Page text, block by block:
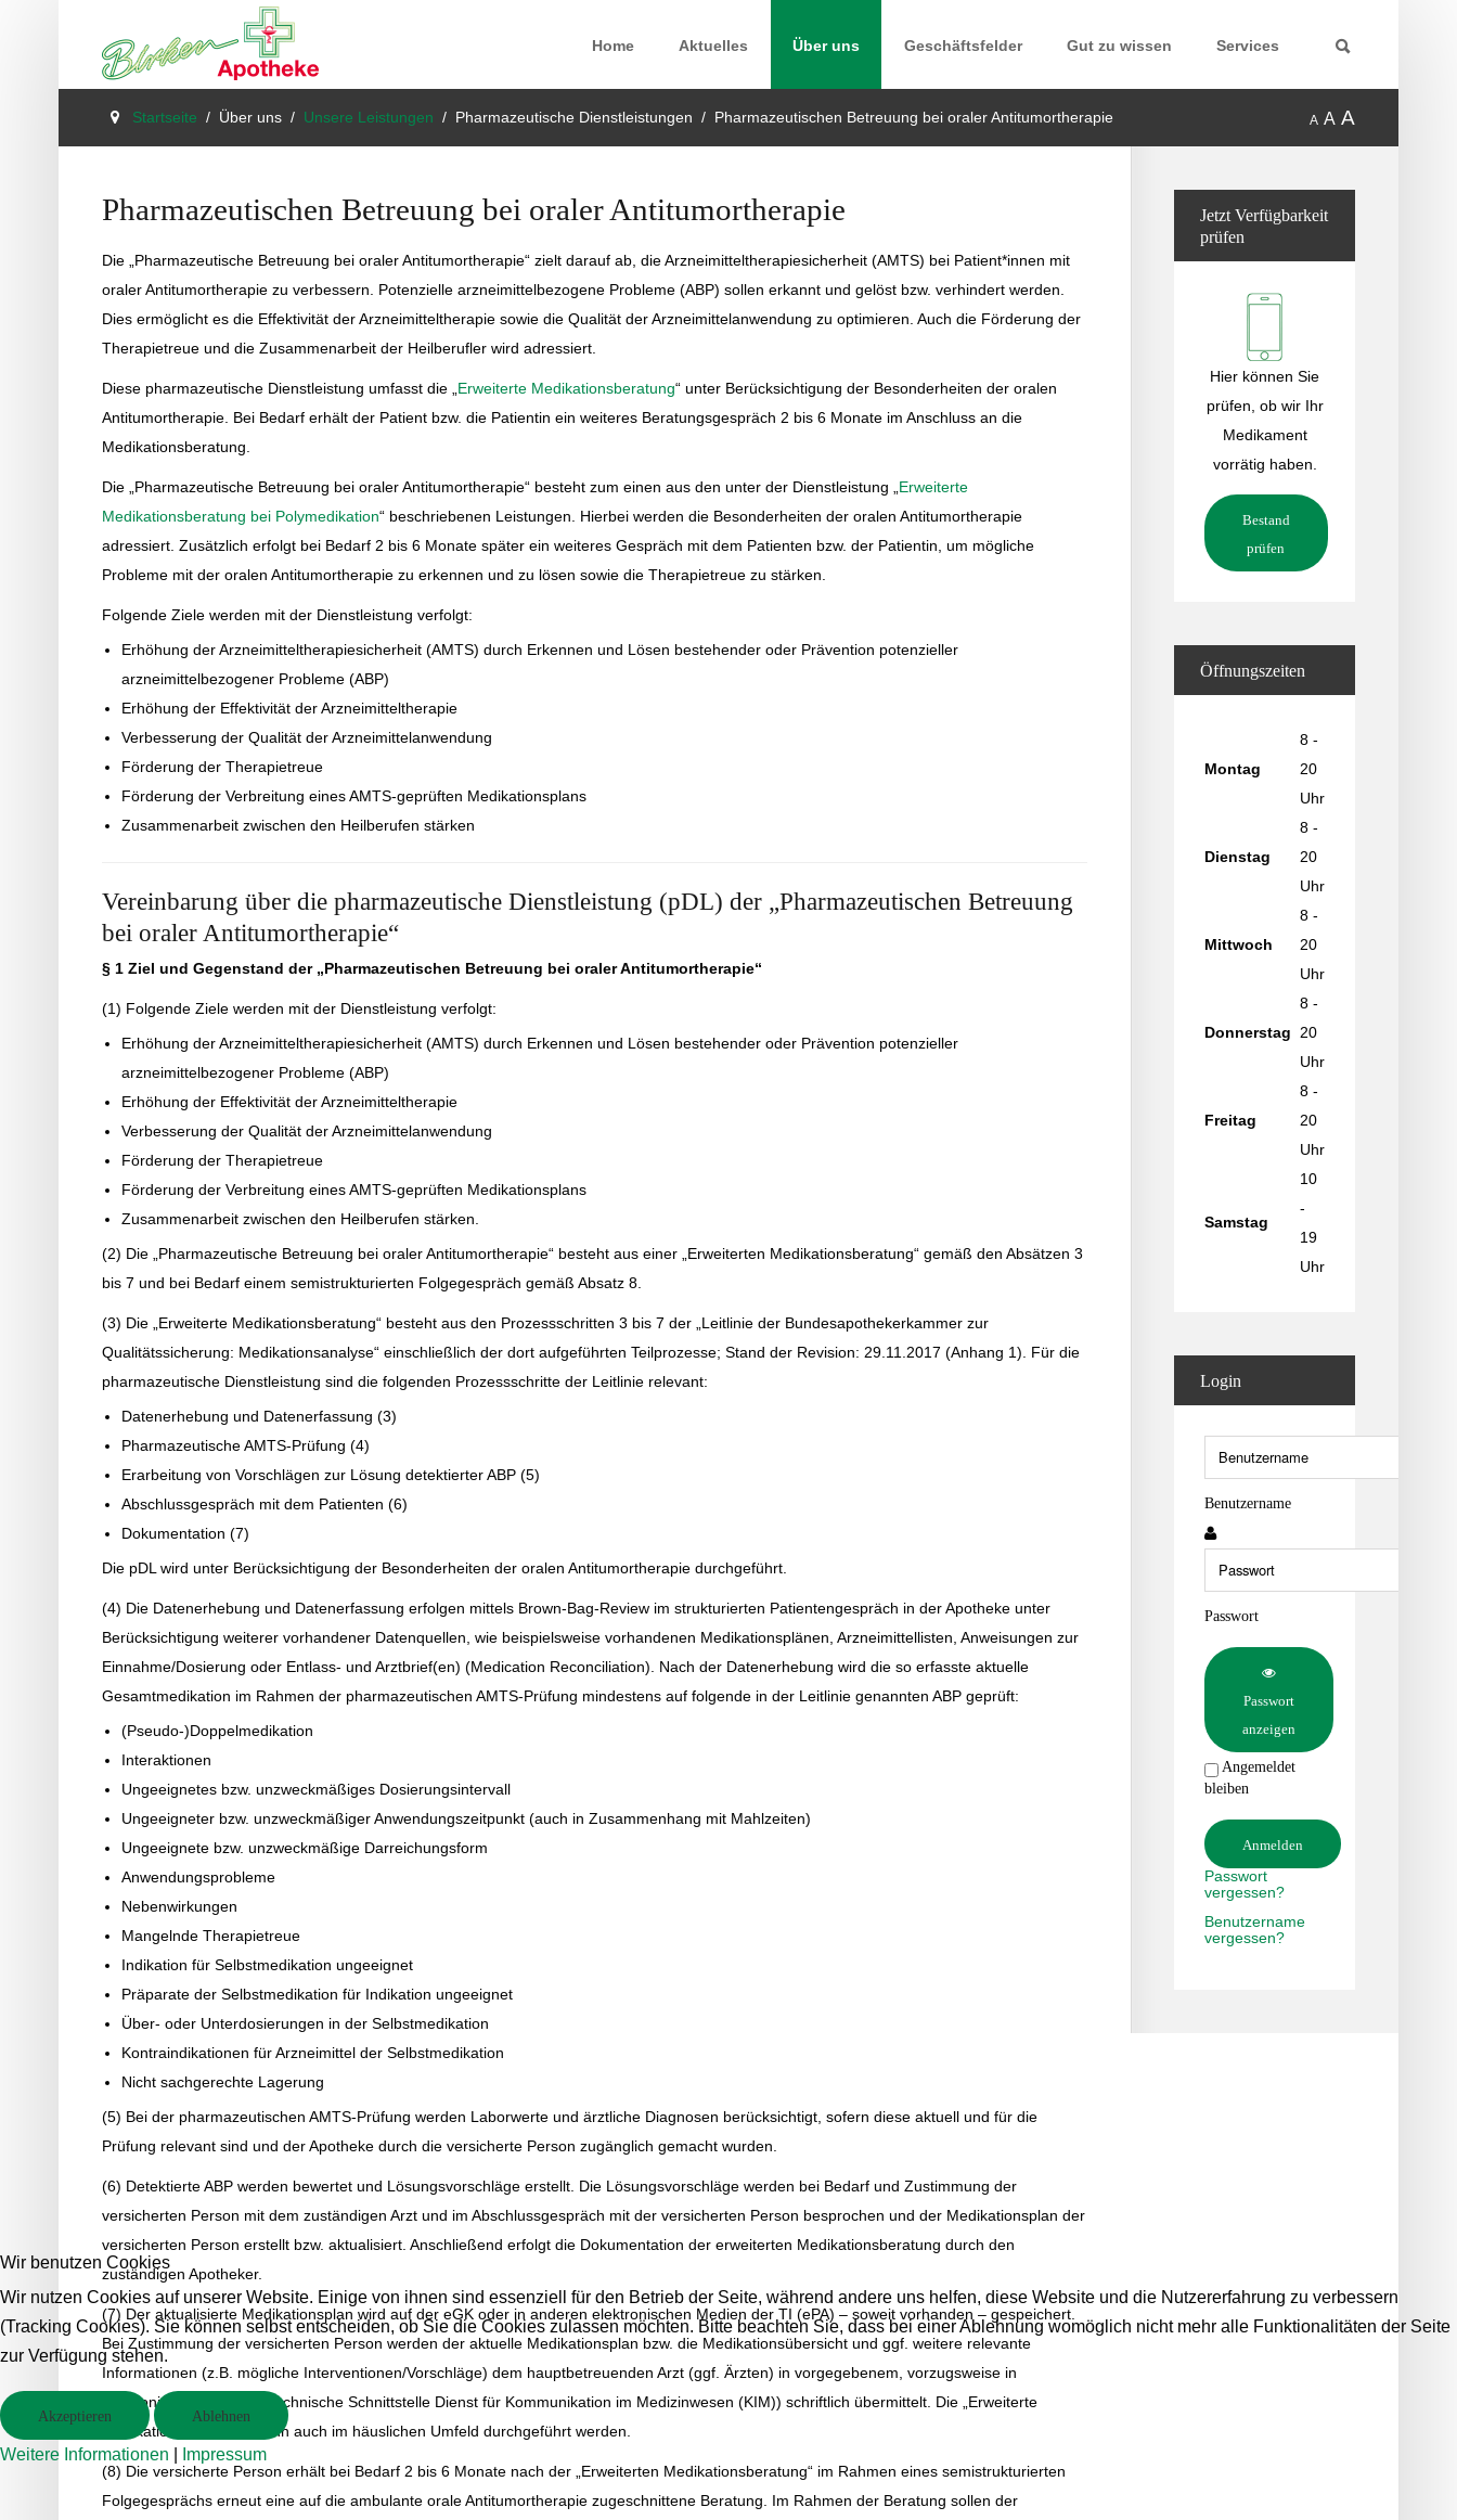
Geschäftsfelder
Gut zu wissen
Home Aktuelles Über uns Geschäftsfelder Gut zu wissen Services
Startseite Über uns Unsere Leistungen Pharmazeutische Dienstleistungen Pharmazeutischen Betreuung bei oraler Antitumortherapie A A A
Pharmazeutischen Betreuung bei oraler Antitumortherapie
Die „Pharmazeutische Betreuung bei oraler Antitumortherapie“ zielt darauf ab, die Arzneimitteltherapiesicherheit (AMTS) bei Patient*innen mit
oraler Antitumortherapie zu verbessern. Potenzielle arzneimittelbezogene Probleme (ABP) sollen erkannt und gelöst bzw. verhindert werden.
Dies ermöglicht es die Effektivität der Arzneimitteltherapie sowie die Qualität der Arzneimittelanwendung zu optimieren. Auch die Förderung der
Therapietreue und die Zusammenarbeit der Heilberufler wird adressiert.
Diese pharmazeutische Dienstleistung umfasst die „ Erweiterte Medikationsberatung“ unter Berücksichtigung der Besonderheiten der oralen
Antitumortherapie. Bei Bedarf erhält der Patient bzw. die Patientin ein weiteres Beratungsgespräch 2 bis 6 Monate im Anschluss an die
Medikationsberatung.
Die „Pharmazeutische Betreuung bei oraler Antitumortherapie“ besteht zum einen aus den unter der Dienstleistung „ Erweiterte
Medikationsberatung bei Polymedikation“ beschriebenen Leistungen. Hierbei werden die Besonderheiten der oralen Antitumortherapie
adressiert. Zusätzlich erfolgt bei Bedarf 2 bis 6 Monate später ein weiteres Gespräch mit dem Patienten bzw. der Patientin, um mögliche
Probleme mit der oralen Antitumortherapie zu erkennen und zu lösen sowie die Therapietreue zu stärken.
Folgende Ziele werden mit der Dienstleistung verfolgt:
Erhöhung der Arzneimitteltherapiesicherheit (AMTS) durch Erkennen und Lösen bestehender oder Prävention potenzieller
arzneimittelbezogener Probleme (ABP)
Erhöhung der Effektivität der Arzneimitteltherapie
Verbesserung der Qualität der Arzneimittelanwendung
Förderung der Therapietreue
Förderung der Verbreitung eines AMTS-geprüften Medikationsplans
Zusammenarbeit zwischen den Heilberufen stärken
Vereinbarung über die pharmazeutische Dienstleistung (pDL) der „Pharmazeutischen Betreuung
bei oraler Antitumortherapie“
§ 1 Ziel und Gegenstand der „Pharmazeutischen Betreuung bei oraler Antitumortherapie“
(1) Folgende Ziele werden mit der Dienstleistung verfolgt:
Erhöhung der Arzneimitteltherapiesicherheit (AMTS) durch Erkennen und Lösen bestehender oder Prävention potenzieller
arzneimittelbezogener Probleme (ABP)
Erhöhung der Effektivität der Arzneimitteltherapie
Verbesserung der Qualität der Arzneimittelanwendung
Förderung der Therapietreue
Förderung der Verbreitung eines AMTS-geprüften Medikationsplans
Zusammenarbeit zwischen den Heilberufen stärken.
(2) Die „Pharmazeutische Betreuung bei oraler Antitumortherapie“ besteht aus einer „Erweiterten Medikationsberatung“ gemäß den Absätzen 3
bis 7 und bei Bedarf einem semistrukturierten Folgegespräch gemäß Absatz 8.
(3) Die „Erweiterte Medikationsberatung“ besteht aus den Prozessschritten 3 bis 7 der „Leitlinie der Bundesapothekerkammer zur
Qualitätssicherung: Medikationsanalyse“ einschließlich der dort aufgeführten Teilprozesse; Stand der Revision: 29.11.2017 (Anhang 1). Für die
pharmazeutische Dienstleistung sind die folgenden Prozessschritte der Leitlinie relevant:
Datenerhebung und Datenerfassung (3)
Pharmazeutische AMTS-Prüfung (4)
Erarbeitung von Vorschlägen zur Lösung detektierter ABP (5)
Abschlussgespräch mit dem Patienten (6)
Dokumentation (7)
Die pDL wird unter Berücksichtigung der Besonderheiten der oralen Antitumortherapie durchgeführt.
(4) Die Datenerhebung und Datenerfassung erfolgen mittels Brown-Bag-Review im strukturierten Patientengespräch in der Apotheke unter
Berücksichtigung weiterer vorhandener Datenquellen, wie beispielsweise vorhandenen Medikationsplänen, Arzneimittellisten, Anweisungen zur
Einnahme/Dosierung oder Entlass- und Arztbrief(en) (Medication Reconciliation). Nach der Datenerhebung wird die so erfasste aktuelle
Gesamtmedikation im Rahmen der pharmazeutischen AMTS-Prüfung mindestens auf folgende in der Leitlinie genannten ABP geprüft:
(Pseudo-)Doppelmedikation
Interaktionen
Ungeeignetes bzw. unzweckmäßiges Dosierungsintervall
Ungeeigneter bzw. unzweckmäßiger Anwendungszeitpunkt (auch in Zusammenhang mit Mahlzeiten)
Ungeeignete bzw. unzweckmäßige Darreichungsform
Anwendungsprobleme
Nebenwirkungen
Mangelnde Therapietreue
Indikation für Selbstmedikation ungeeignet
Präparate der Selbstmedikation für Indikation ungeeignet
Über- oder Unterdosierungen in der Selbstmedikation
Kontraindikationen für Arzneimittel der Selbstmedikation
Nicht sachgerechte Lagerung
(5) Bei der pharmazeutischen AMTS-Prüfung werden Laborwerte und ärztliche Diagnosen berücksichtigt, sofern diese aktuell und für die
Prüfung relevant sind und der Apotheke durch die versicherte Person zugänglich gemacht wurden.
(6) Detektierte ABP werden bewertet und Lösungsvorschläge erstellt. Die Lösungsvorschläge werden bei Bedarf und Zustimmung der
versicherten Person mit dem zuständigen Arzt und im Abschlussgespräch mit der versicherten Person besprochen und der Medikationsplan der
versicherten Person erstellt bzw. aktualisiert. Anschließend erfolgt die Dokumentation der erweiterten Medikationsberatung durch den
zuständigen Apotheker.
(7) Der aktualisierte Medikationsplan wird auf der eGK oder in anderen elektronischen Medien der TI (ePA) – soweit vorhanden – gespeichert.
Bei Zustimmung der versicherten Person werden der aktuelle Medikationsplan bzw. die Medikationsübersicht und ggf. weitere relevante
Informationen (z.B. mögliche Interventionen/Vorschläge) dem hauptbetreuenden Arzt (ggf. Ärzten) in vorgegebenem, vorzugsweise in
elektronischem Format (technische Schnittstelle Dienst für Kommunikation im Medizinwesen (KIM)) schriftlich übermittelt. Die „Erweiterte
Medikationsberatung“ kann auch im häuslichen Umfeld durchgeführt werden.
(8) Die versicherte Person erhält bei Bedarf 2 bis 6 Monate nach der „Erweiterten Medikationsberatung“ im Rahmen eines semistrukturierten
Folgegesprächs erneut eine auf die ambulante orale Antitumortherapie zugeschnittene Beratung. Im Rahmen der Beratung sollen der
Jetzt Verfügbarkeit
prüfen
Hier können Sie
prüfen, ob wir Ihr
Medikament
vorrätig haben.
Bestand
prüfen
Öffnungszeiten
Montag
8 -
20
Uhr
Dienstag
8 -
20
Uhr
Mittwoch
8 -
20
Uhr
Donnerstag
8 -
20
Uhr
Freitag
8 -
20
Uhr
Samstag
10
-
19
Uhr
Login
Benutzername
Passwort
Passwort
anzeigen
Angemeldet
bleiben
Anmelden
Passwort
vergessen?
Benutzername
vergessen?
Wir benutzen Cookies
Wir nutzen Cookies auf unserer Website. Einige von ihnen sind essenziell für den Betrieb der Seite, während andere uns helfen, diese Website und die Nutzererfahrung zu verbessern
(Tracking Cookies). Sie können selbst entscheiden, ob Sie die Cookies zulassen möchten. Bitte beachten Sie, dass bei einer Ablehnung womöglich nicht mehr alle Funktionalitäten der Seite
zur Verfügung stehen.
Akzeptieren Ablehnen
Weitere Informationen Impressum